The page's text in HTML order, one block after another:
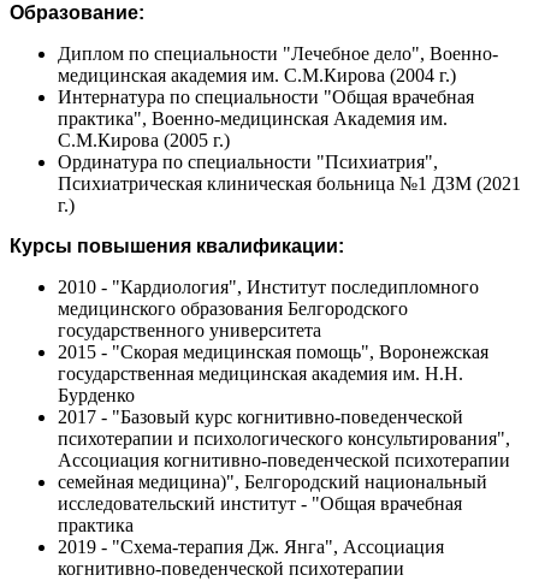
Образование:
Диплом по специальности "Лечебное дело", Военно-
медицинская академия им. С.М.Кирова (2004 г.)
Интернатура по специальности "Общая врачебная
практика", Военно-медицинская Академия им.
С.М.Кирова (2005 г.)
Ординатура по специальности "Психиатрия",
Психиатрическая клиническая больница №1 ДЗМ (2021
г.)
Курсы повышения квалификации:
2010 - "Кардиология", Институт последипломного
медицинского образования Белгородского
государственного университета
2015 - "Скорая медицинская помощь", Воронежская
государственная медицинская академия им. Н.Н.
Бурденко
2017 - "Базовый курс когнитивно-поведенческой
психотерапии и психологического консультирования",
Ассоциация когнитивно-поведенческой психотерапии
семейная медицина)", Белгородский национальный
исследовательский институт - "Общая врачебная
практика
2019 - "Схема-терапия Дж. Янга", Ассоциация
когнитивно-поведенческой психотерапии